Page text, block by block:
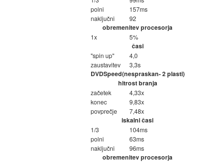
polni
157ms
naključni
92
obremenitev procesorja
1x 5%
časi
"spin up"
4,0
zaustavitev
3,3s
DVDSpeed(nespraskan- 2 plasti)
hitrost branja
začetek
4,33x
konec
9,83x
povprečje
7,48x
iskalni časi
1/3
104ms
polni
63ms
naključni
96ms
obremenitev procesorja